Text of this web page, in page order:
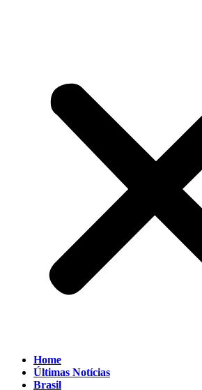
Home
Últimas Notícias
Brasil